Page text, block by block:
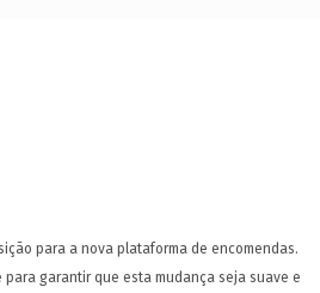
para a nova plataforma de encomendas.
garantir que esta mudança seja suave e